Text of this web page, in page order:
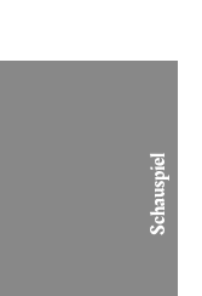
Schauspiel